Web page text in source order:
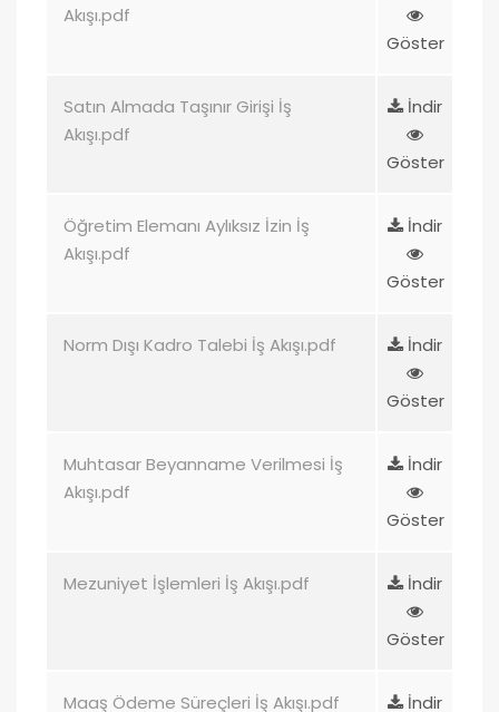
Akışı.pdf
Göster
Satın Almada Taşınır Girişi İş
Akışı.pdf
İndir
Göster
Öğretim Elemanı Aylıksız İzin İş
Akışı.pdf
İndir
Göster
Norm Dışı Kadro Talebi İş Akışı.pdf İndir
Göster
Muhtasar Beyanname Verilmesi İş
Akışı.pdf
İndir
Göster
Mezuniyet İşlemleri İş Akışı.pdf İndir
Göster
Maaş Ödeme Süreçleri İş Akışı.pdf İndir